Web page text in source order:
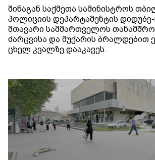
შინაგან საქმეთა სამინისტროს
პოლიციის დეპარტამენტის
მთავარი სამმართველოს
ძარცვისა და მუქარის ბრალდებით
ცხელ კვალზე დააკავეს.